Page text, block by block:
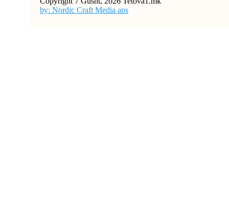
by: Nordic Craft Media aps